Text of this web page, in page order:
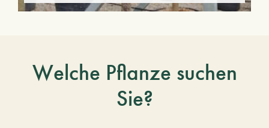
Welche Pflanze suchen
Sie?